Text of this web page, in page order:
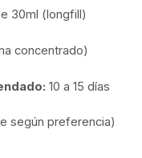
30ml (longfill)
concentrado)
10 a 15 días
según preferencia)